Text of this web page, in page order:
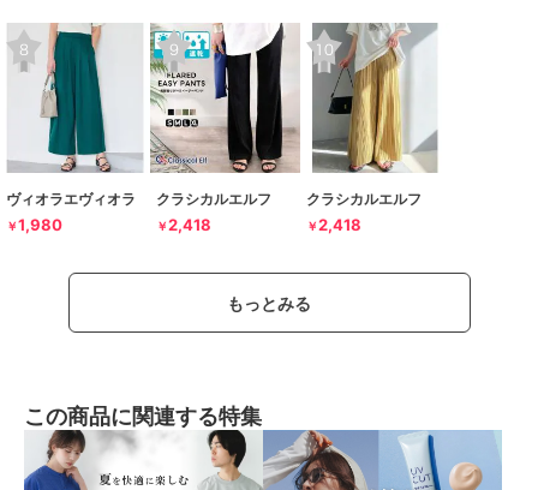
ヴィオラエヴィオラ
￥1,980
クラシカルエルフ
￥2,418
クラシカルエルフ
￥2,418
もっとみる
この商品に関連する特集